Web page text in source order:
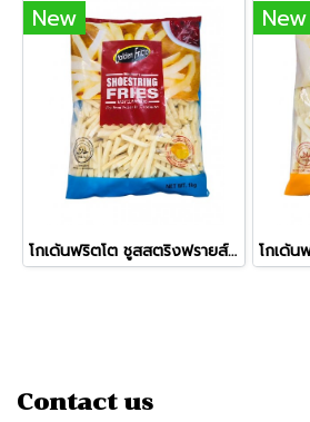
New
โกเด้นฟริตโต ชูสสตริงฟรายส์ 1/4 (เส้นเล็ก 7 mm)
New
Contact us